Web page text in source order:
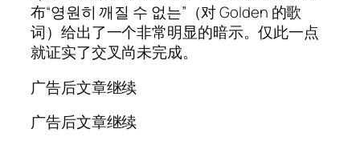
布“영원히 깨질 수 없는”（对 Golden 的歌
词）给出了一个非常明显的暗示。仅此一点
就证实了交叉尚未完成。
广告后文章继续
广告后文章继续